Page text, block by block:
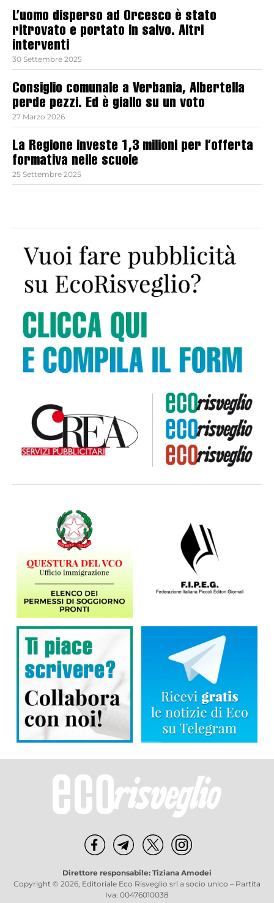
L’uomo disperso ad Orcesco è stato
ritrovato e portato in salvo. Altri
interventi
30 Settembre 2025
Consiglio comunale a Verbania, Albertella
perde pezzi. Ed è giallo su un voto
27 Marzo 2026
La Regione investe 1,3 milioni per l’offerta
formativa nelle scuole
25 Settembre 2025
Direttore responsabile: Tiziana Amodei
Copyright © 2026, Editoriale Eco Risveglio srl a socio unico – Partita
Iva: 00476010038